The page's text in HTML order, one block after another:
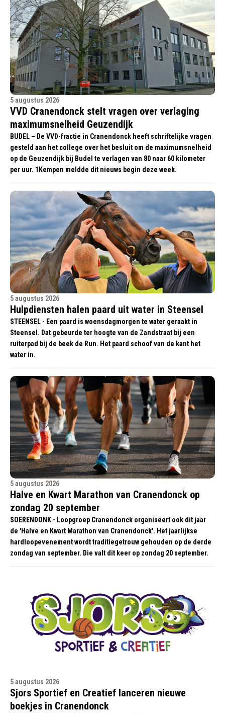
5 augustus 2026
VVD Cranendonck stelt vragen over verlaging
maximumsnelheid Geuzendijk
BUDEL – De VVD-fractie in Cranendonck heeft schriftelijke vragen
gesteld aan het college over het besluit om de maximumsnelheid
op de Geuzendijk bij Budel te verlagen van 80 naar 60 kilometer
per uur. 1Kempen meldde dit nieuws begin deze week.
5 augustus 2026
Hulpdiensten halen paard uit water in Steensel
STEENSEL - Een paard is woensdagmorgen te water geraakt in
Steensel. Dat gebeurde ter hoogte van de Zandstraat bij een
ruiterpad bij de beek de Run. Het paard schoof van de kant het
water in.
5 augustus 2026
Halve en Kwart Marathon van Cranendonck op
zondag 20 september
SOERENDONK - Loopgroep Cranendonck organiseert ook dit jaar
de 'Halve en Kwart Marathon van Cranendonck'. Het jaarlijkse
hardloopevenement wordt traditiegetrouw gehouden op de derde
zondag van september. Die valt dit keer op zondag 20 september.
5 augustus 2026
Sjors Sportief en Creatief lanceren nieuwe
boekjes in Cranendonck